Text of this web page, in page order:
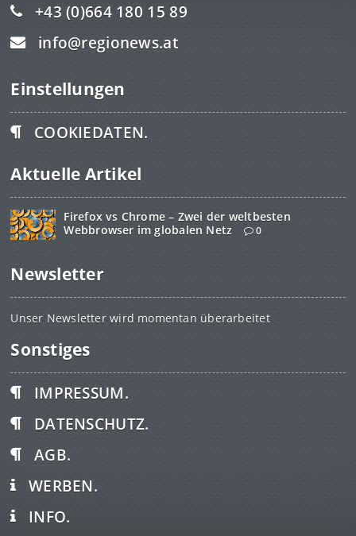
+43 (0)664 180 15 89
info@regionews.at
Einstellungen
COOKIEDATEN.
Aktuelle Artikel
Firefox vs Chrome – Zwei der weltbesten
Webbrowser im globalen Netz
0
Newsletter
Unser Newsletter wird momentan überarbeitet
Sonstiges
IMPRESSUM.
DATENSCHUTZ.
AGB.
WERBEN.
INFO.